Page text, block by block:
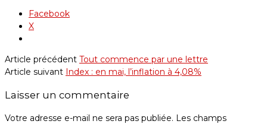
Facebook
X
Article précédent Tout commence par une lettre
Article suivant Index : en mai, l’inflation à 4,08%
Laisser un commentaire
Votre adresse e-mail ne sera pas publiée. Les champs